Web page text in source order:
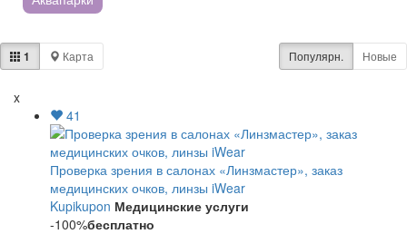
Пятёрочка
Перекресток
Лента
1 Карта Популярн. Новые
x
41
Проверка зрения в салонах «Линзмастер», заказ
медицинских очков, линзы iWear
Kupikupon Медицинские услуги
-100%бесплатно